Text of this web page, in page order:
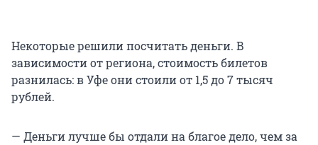
Некоторые решили посчитать деньги. В
зависимости от региона, стоимость билетов
разнилась: в Уфе они стоили от 1,5 до 7 тысяч
рублей.
— Деньги лучше бы отдали на благое дело, чем за